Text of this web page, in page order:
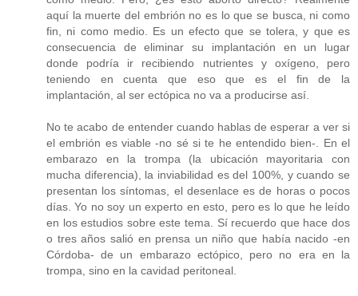
aquí la muerte del embrión no es lo que se busca, ni como
fin, ni como medio. Es un efecto que se tolera, y que es
consecuencia de eliminar su implantación en un lugar
donde podría ir recibiendo nutrientes y oxígeno, pero
teniendo en cuenta que eso que es el fin de la
implantación, al ser ectópica no va a producirse así.
No te acabo de entender cuando hablas de esperar a ver si
el embrión es viable -no sé si te he entendido bien-. En el
embarazo en la trompa (la ubicación mayoritaria con
mucha diferencia), la inviabilidad es del 100%, y cuando se
presentan los síntomas, el desenlace es de horas o pocos
días. Yo no soy un experto en esto, pero es lo que he leído
en los estudios sobre este tema. Sí recuerdo que hace dos
o tres años salió en prensa un niño que había nacido -en
Córdoba- de un embarazo ectópico, pero no era en la
trompa, sino en la cavidad peritoneal.